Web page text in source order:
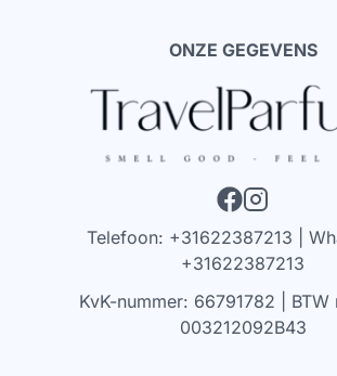
ONZE GEGEVENS
Telefoon: +31622387213 |
+31622387213
KvK-nummer: 66791782 | BTW
003212092B43